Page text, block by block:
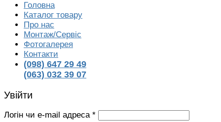
Головна
Каталог товару
Про нас
Монтаж/Сервіс
Фотогалерея
Контакти
(098) 647 29 49
(063) 032 39 07
Увійти
Логін чи e-mail адреса *